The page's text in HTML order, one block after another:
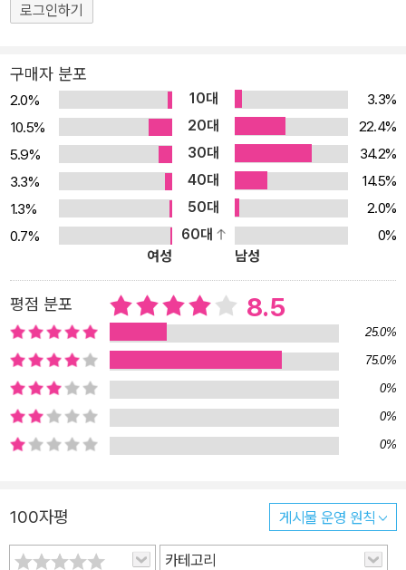
로그인하기
구매자 분포
2.0% 10대
3.3%
10.5%
20대
22.4%
5.9%
30대
34.2%
3.3%
40대
14.5%
1.3%
50대
2.0%
0.7%
60대
0%
여성
남성
평점 분포 8.5
25.0%
75.0%
0%
0%
0%
100자평 게시물 운영 원칙
카테고리